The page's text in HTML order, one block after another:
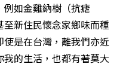
如金雞納樹（抗瘧
新住民懷念家鄉味而種
是在台灣，離我們亦近
的生活，也都有著莫大